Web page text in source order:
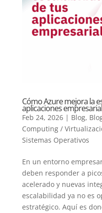
Cómo Azure mejora la
aplicaciones
Feb 24, 2026| Blog,
Computing /
Sistemas Operativos
En un entorno
deben responder a
acelerado y nuevas
escalabilidad ya no es
estratégico. Aquí es